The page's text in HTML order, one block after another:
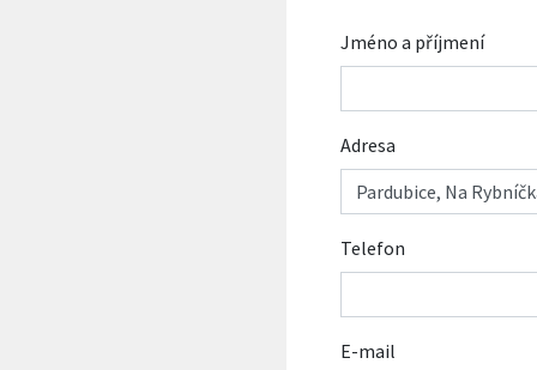
Jméno a příjmení
Adresa
Telefon
E-mail